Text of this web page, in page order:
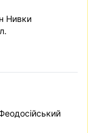
Нивки